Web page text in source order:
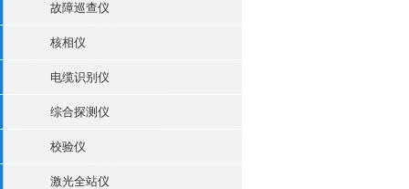
故障巡查仪
核相仪
电缆识别仪
综合探测仪
校验仪
激光全站仪